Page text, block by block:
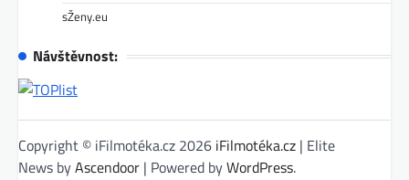
sŽeny.eu
Návštěvnost:
Copyright © iFilmotéka.cz 2026 iFilmotéka.cz | Elite
News byAscendoor | Powered byWordPress.